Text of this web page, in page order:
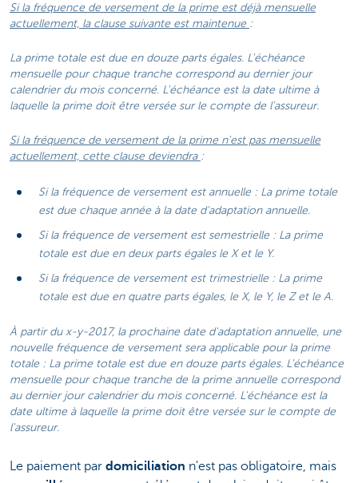
Si la fréquence de versement de la prime est déjà mensuelle
actuellement, la clause suivante est maintenue :
La prime totale est due en douze parts égales. L'échéance
mensuelle pour chaque tranche correspond au dernier jour
calendrier du mois concerné. L'échéance est la date ultime à
laquelle la prime doit être versée sur le compte de l'assureur.
Si la fréquence de versement de la prime n'est pas mensuelle
actuellement, cette clause deviendra :
Si la fréquence de versement est annuelle : La prime totale
est due chaque année à la date d'adaptation annuelle.
Si la fréquence de versement est semestrielle : La prime
totale est due en deux parts égales le X et le Y.
Si la fréquence de versement est trimestrielle : La prime
totale est due en quatre parts égales, le X, le Y, le Z et le A.
À partir du x-y-2017, la prochaine date d'adaptation annuelle, une
nouvelle fréquence de versement sera applicable pour la prime
totale : La prime totale est due en douze parts égales. L'échéance
mensuelle pour chaque tranche de la prime annuelle correspond
au dernier jour calendrier du mois concerné. L'échéance est la
date ultime à laquelle la prime doit être versée sur le compte de
l'assureur.
Le paiement par domiciliation n'est pas obligatoire, mais